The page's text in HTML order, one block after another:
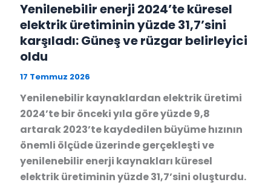
Yenilenebilir enerji 2024’te küresel
elektrik üretiminin yüzde 31,7’sini
karşıladı: Güneş ve rüzgar belirleyici
oldu
17 Temmuz 2026
Yenilenebilir kaynaklardan elektrik üretimi
2024’te bir önceki yıla göre yüzde 9,8
artarak 2023’te kaydedilen büyüme hızının
önemli ölçüde üzerinde gerçekleşti ve
yenilenebilir enerji kaynakları küresel
elektrik üretiminin yüzde 31,7’sini oluşturdu.